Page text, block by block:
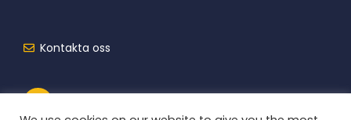
Kontakta oss